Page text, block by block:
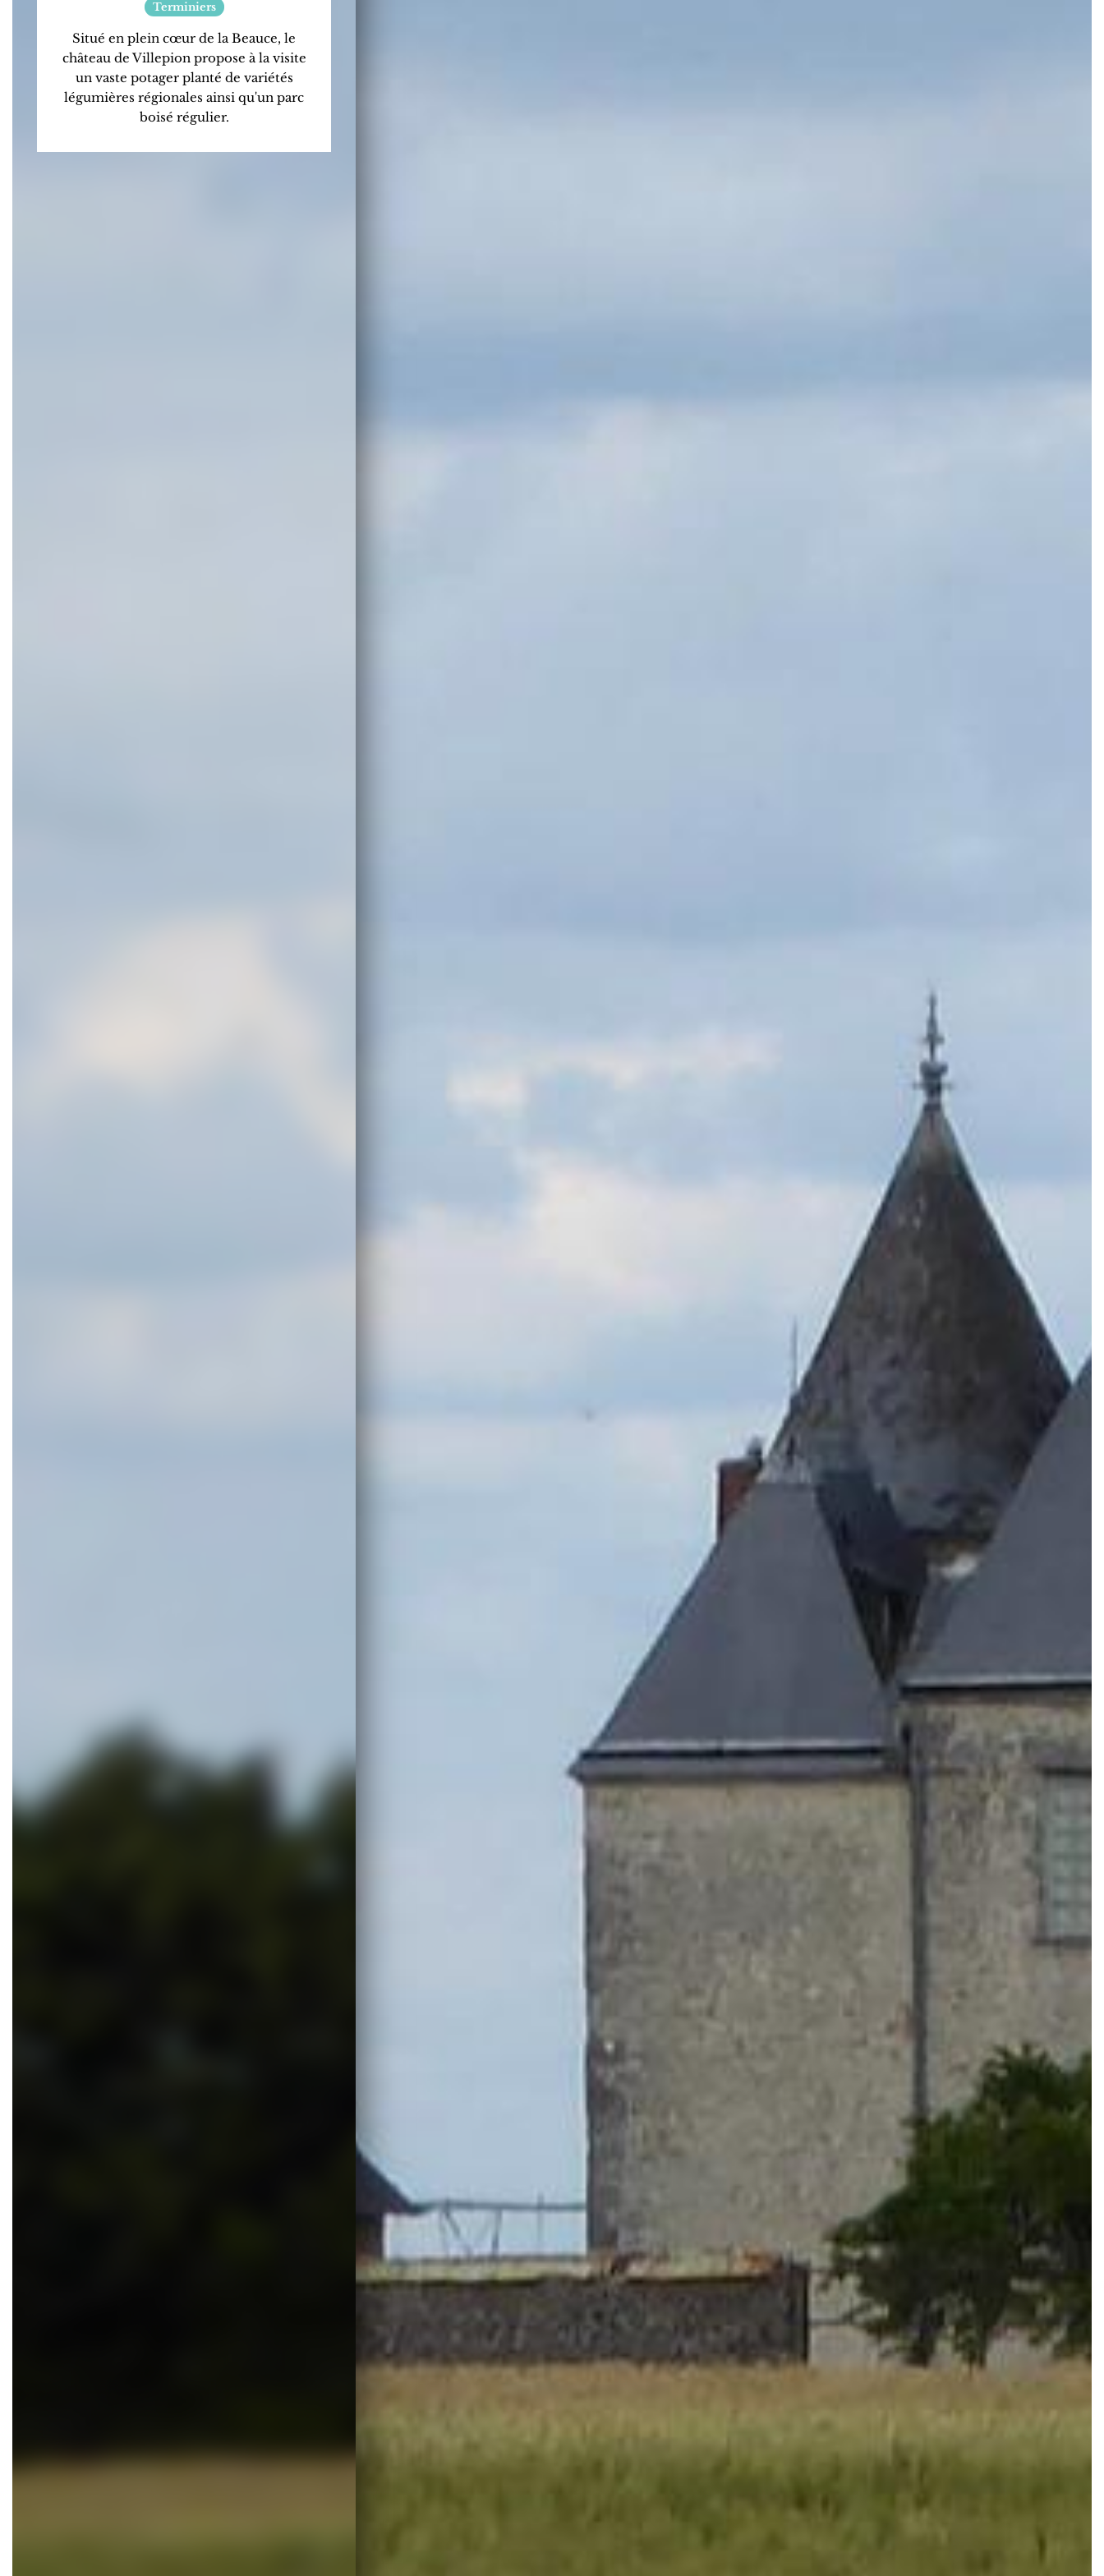
Terminiers
Situé en plein cœur de la Beauce, le
château de Villepion propose à la visite
un vaste potager planté de variétés
légumières régionales ainsi qu'un parc
boisé régulier.